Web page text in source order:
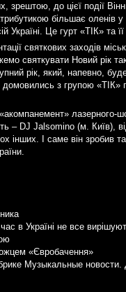
зрештою, до цієї події
більшає оленів
Україні. Це гурт «ТІК» та
святкових заходів
святкувати Новий рік
рік, який, напевно,
з групою
– DJ Jalsomino (м. Київ),
інших. І саме він зробив
в Україні не все
«Євробачення»
Музыкальные новости.